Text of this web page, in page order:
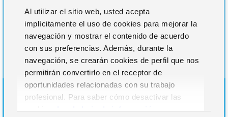
Al utilizar el sitio web, usted acepta
implícitamente el uso de cookies para mejorar la
navegación y mostrar el contenido de acuerdo
con sus preferencias. Además, durante la
navegación, se crearán cookies de perfil que nos
permitirán convertirlo en el receptor de
oportunidades relacionadas con su trabajo
profesional. Para saber cómo desactivar las
cookies,Lea la hoja de información.
Contabilización Automática de Facturas:
escaneo para generar automáticamente
asientos en el programa de contabilidad.